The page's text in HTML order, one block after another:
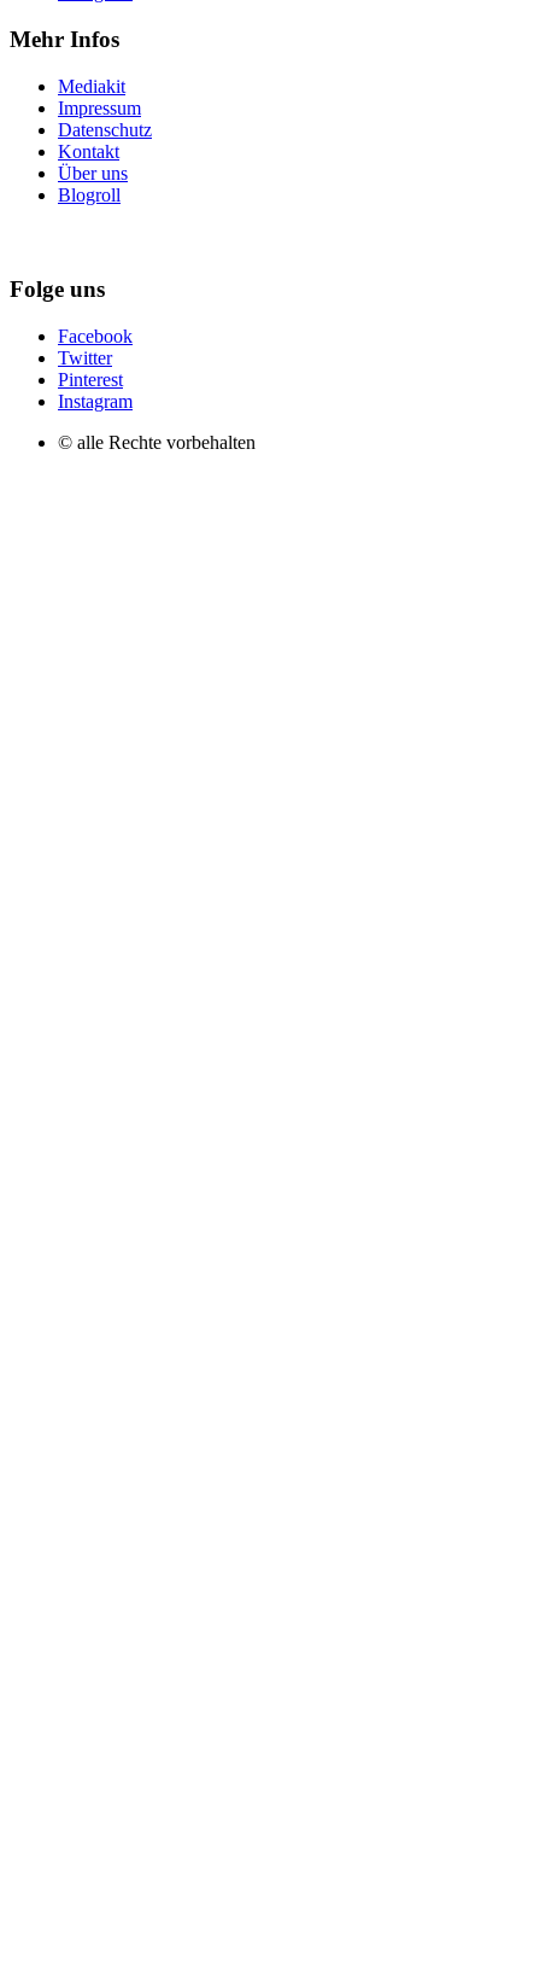
Mehr Infos
Mediakit
Impressum
Datenschutz
Kontakt
Über uns
Blogroll
Folge uns
Facebook
Twitter
Pinterest
Instagram
© alle Rechte vorbehalten